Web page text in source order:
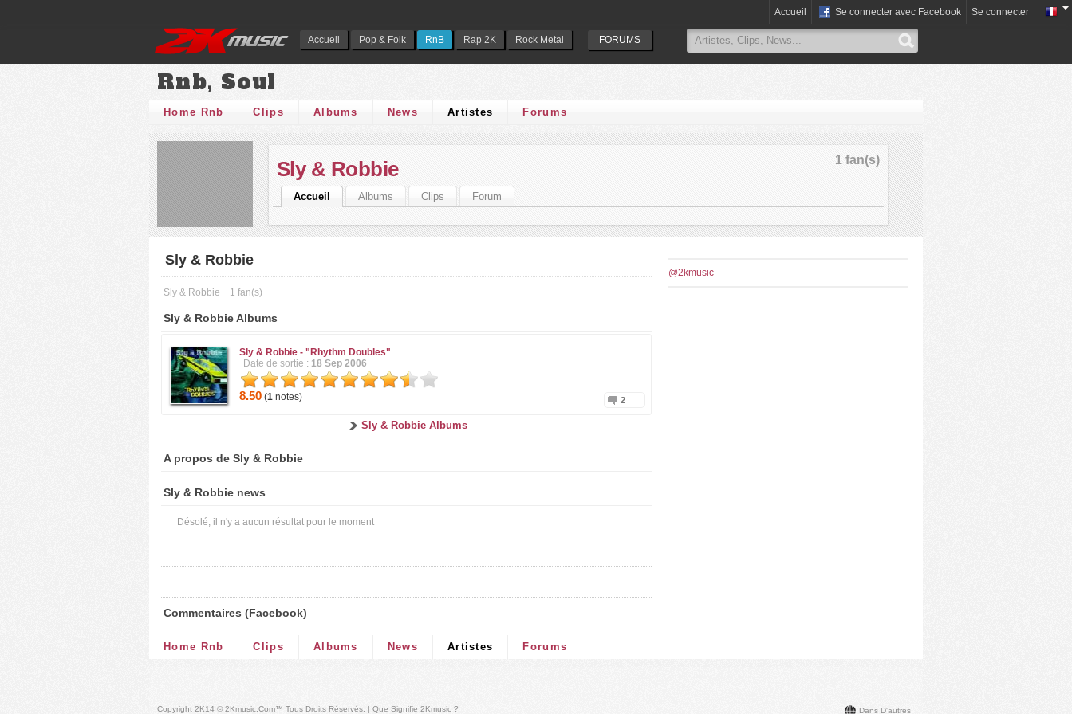
Accueil Pop & Folk RnB Rap 2K Rock Metal FORUMS
Accueil Se connecter avec Facebook Se connecter
Rnb, Soul
Home Rnb Clips Albums News Artistes Forums
1 fan(s)
Sly & Robbie
Accueil Albums Clips Forum
Sly & Robbie
Sly & Robbie 1 fan(s)
Sly & Robbie Albums
Sly & Robbie - "Rhythm Doubles"
Date de sortie : 18 Sep 2006
8.50 (1 notes) 2
Sly & Robbie Albums
A propos de Sly & Robbie
Sly & Robbie news
Désolé, il n'y a aucun résultat pour le moment
Commentaires (Facebook)
@2kmusic
Home Rnb Clips Albums News Artistes Forums
Dans D'autres
Copyright 2K14 © 2Kmusic.com™ Tous Droits Réservés . | Que Signifie 2Kmusic ?